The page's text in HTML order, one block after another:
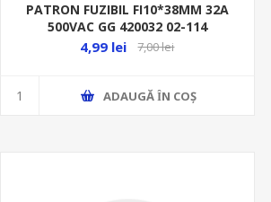
PATRON FUZIBIL FI10*38MM 32A
500VAC GG 420032 02-114
4,99 lei 7,00 lei
ADAUGĂ ȊN COŞ